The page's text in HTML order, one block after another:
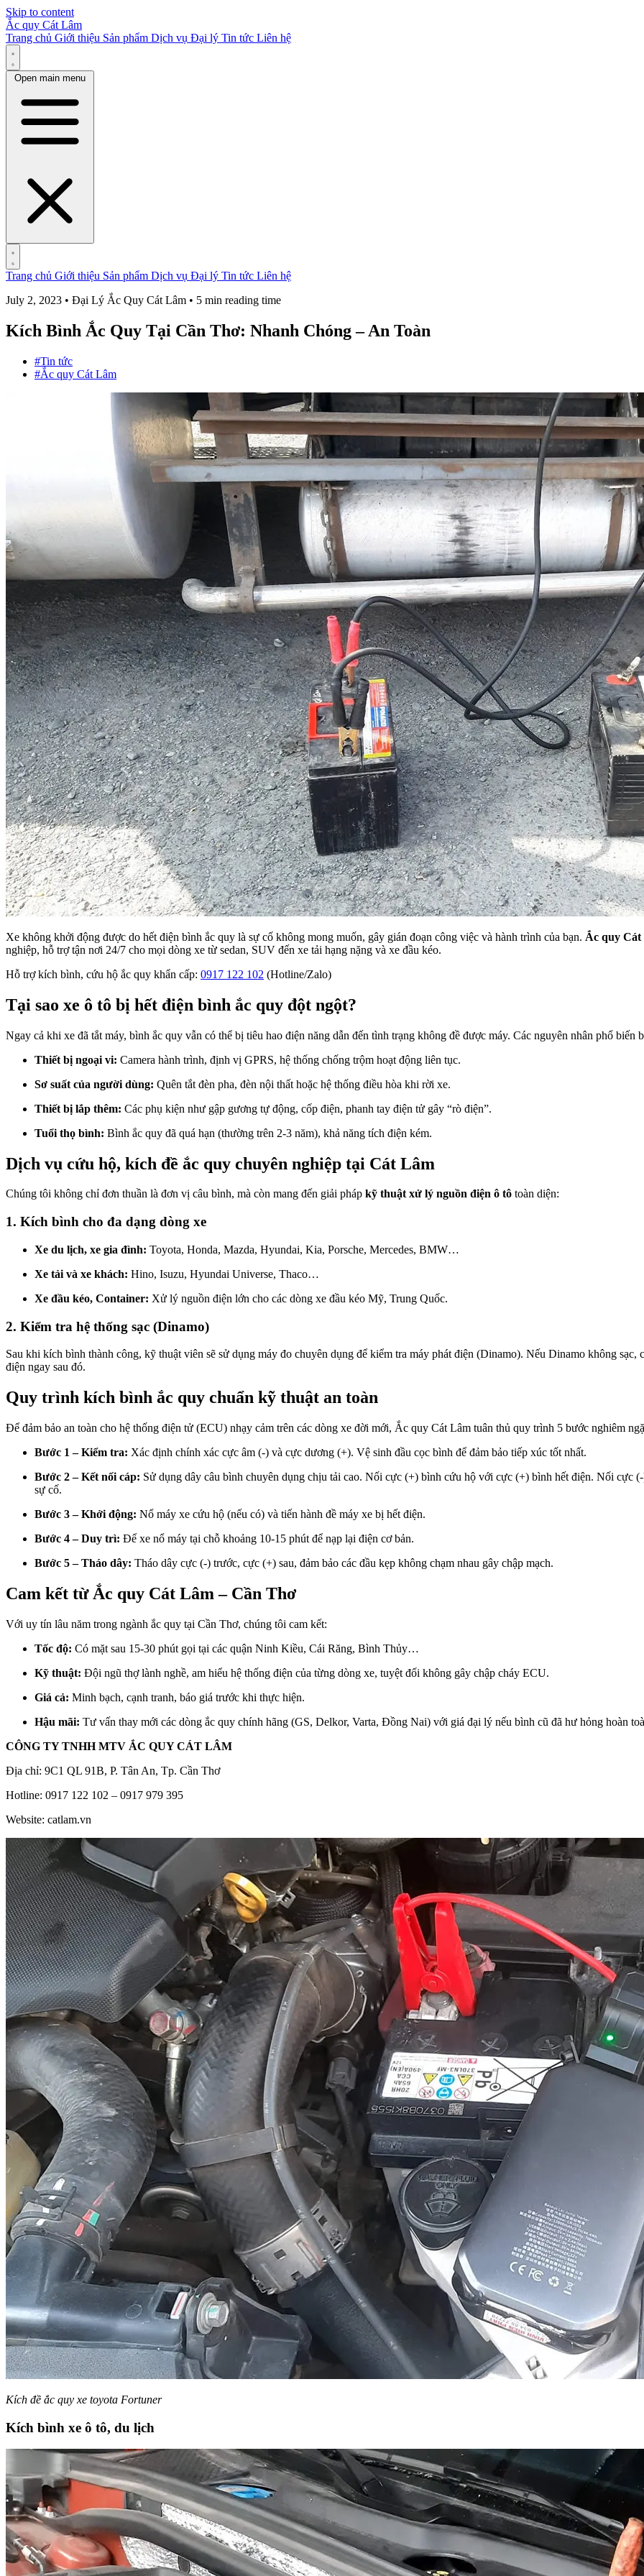
Skip to content
Ắc quy Cát Lâm
Trang chủ Giới thiệu Sản phẩm Dịch vụ Đại lý Tin tức Liên hệ
Open main menu
Trang chủ Giới thiệu Sản phẩm Dịch vụ Đại lý Tin tức Liên hệ
July 2, 2023 • Đại Lý Ắc Quy Cát Lâm • 5 min reading time
Kích Bình Ắc Quy Tại Cần Thơ: Nhanh Chóng – An Toàn
#Tin tức
#Ắc quy Cát Lâm
Xe không khởi động được do hết điện bình ắc quy là sự cố không mong muốn, gây gián đoạn công việc và hành trình của bạn. Ắc quy Cát
nghiệp, hỗ trợ tận nơi 24/7 cho mọi dòng xe từ sedan, SUV đến xe tải hạng nặng và xe đầu kéo.
Hỗ trợ kích bình, cứu hộ ắc quy khẩn cấp: 0917 122 102 (Hotline/Zalo)
Tại sao xe ô tô bị hết điện bình ắc quy đột ngột?
Ngay cả khi xe đã tắt máy, bình ắc quy vẫn có thể bị tiêu hao điện năng dẫn đến tình trạng không đề được máy. Các nguyên nhân phổ biến
Thiết bị ngoại vi: Camera hành trình, định vị GPRS, hệ thống chống trộm hoạt động liên tục.
Sơ suất của người dùng: Quên tắt đèn pha, đèn nội thất hoặc hệ thống điều hòa khi rời xe.
Thiết bị lắp thêm: Các phụ kiện như gập gương tự động, cốp điện, phanh tay điện tử gây “rò điện”.
Tuổi thọ bình: Bình ắc quy đã quá hạn (thường trên 2-3 năm), khả năng tích điện kém.
Dịch vụ cứu hộ, kích đề ắc quy chuyên nghiệp tại Cát Lâm
Chúng tôi không chỉ đơn thuần là đơn vị câu bình, mà còn mang đến giải pháp kỹ thuật xử lý nguồn điện ô tô toàn diện:
1. Kích bình cho đa dạng dòng xe
Xe du lịch, xe gia đình: Toyota, Honda, Mazda, Hyundai, Kia, Porsche, Mercedes, BMW…
Xe tải và xe khách: Hino, Isuzu, Hyundai Universe, Thaco…
Xe đầu kéo, Container: Xử lý nguồn điện lớn cho các dòng xe đầu kéo Mỹ, Trung Quốc.
2. Kiểm tra hệ thống sạc (Dinamo)
Sau khi kích bình thành công, kỹ thuật viên sẽ sử dụng máy đo chuyên dụng để kiểm tra máy phát điện (Dinamo). Nếu Dinamo không
điện ngay sau đó.
Quy trình kích bình ắc quy chuẩn kỹ thuật an toàn
Để đảm bảo an toàn cho hệ thống điện tử (ECU) nhạy cảm trên các dòng xe đời mới, Ắc quy Cát Lâm tuân thủ quy trình 5 bước nghiêm
Bước 1 – Kiểm tra: Xác định chính xác cực âm (-) và cực dương (+). Vệ sinh đầu cọc bình để đảm bảo tiếp xúc tốt nhất.
Bước 2 – Kết nối cáp: Sử dụng dây câu bình chuyên dụng chịu tải cao. Nối cực (+) bình cứu hộ với cực (+) bình hết điện. Nối cực
sự cố.
Bước 3 – Khởi động: Nổ máy xe cứu hộ (nếu có) và tiến hành đề máy xe bị hết điện.
Bước 4 – Duy trì: Để xe nổ máy tại chỗ khoảng 10-15 phút để nạp lại điện cơ bản.
Bước 5 – Tháo dây: Tháo dây cực (-) trước, cực (+) sau, đảm bảo các đầu kẹp không chạm nhau gây chập mạch.
Cam kết từ Ắc quy Cát Lâm – Cần Thơ
Với uy tín lâu năm trong ngành ắc quy tại Cần Thơ, chúng tôi cam kết:
Tốc độ: Có mặt sau 15-30 phút gọi tại các quận Ninh Kiều, Cái Răng, Bình Thủy…
Kỹ thuật: Đội ngũ thợ lành nghề, am hiểu hệ thống điện của từng dòng xe, tuyệt đối không gây chập cháy ECU.
Giá cả: Minh bạch, cạnh tranh, báo giá trước khi thực hiện.
Hậu mãi: Tư vấn thay mới các dòng ắc quy chính hãng (GS, Delkor, Varta, Đồng Nai) với giá đại lý nếu bình cũ đã hư hỏng hoàn
CÔNG TY TNHH MTV ẮC QUY CÁT LÂM
Địa chỉ: 9C1 QL 91B, P. Tân An, Tp. Cần Thơ
Hotline: 0917 122 102 – 0917 979 395
Website: catlam.vn
Kích đề ắc quy xe toyota Fortuner
Kích bình xe ô tô, du lịch